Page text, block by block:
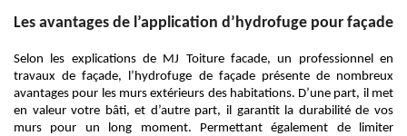
Les avantages de l’application d’hydrofuge pour façade
Selon les explications de MJ Toiture facade, un professionnel en
travaux de façade, l’hydrofuge de façade présente de nombreux
avantages pour les murs extérieurs des habitations. D’une part, il met
en valeur votre bâti, et d’autre part, il garantit la durabilité de vos
murs pour un long moment. Permettant également de limiter